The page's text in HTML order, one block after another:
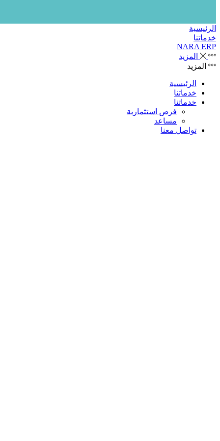
الرئيسية
خدماتنا
NARA ERP
المزيد
المزيد
الرئيسية
خدماتنا
خدماتنا
فرص استثمارية
مساعد
تواصل معنا